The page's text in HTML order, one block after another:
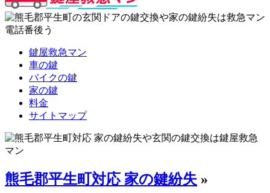
鍵屋救急マン
車の鍵
バイクの鍵
家の鍵
料金
サイトマップ
熊毛郡平生町対応 家の鍵紛失 »